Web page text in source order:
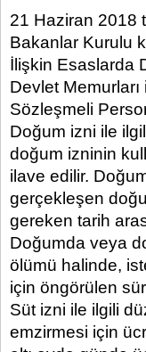
21 Haziran 2018
Bakanlar Kurulu
İlişkin Esaslarda
Devlet
Sözleşmeli
Doğum izni ile
doğum izninin
ilave edilir.
gerçekleşen
gereken tarih
Doğumda veya
ölümü halinde,
için öngörülen
Süt izni ile ilgili
emzirmesi için